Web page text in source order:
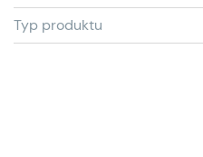
Typ produktu